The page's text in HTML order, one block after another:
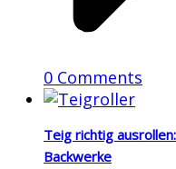
0 Comments
Teig richtig
Backwerke